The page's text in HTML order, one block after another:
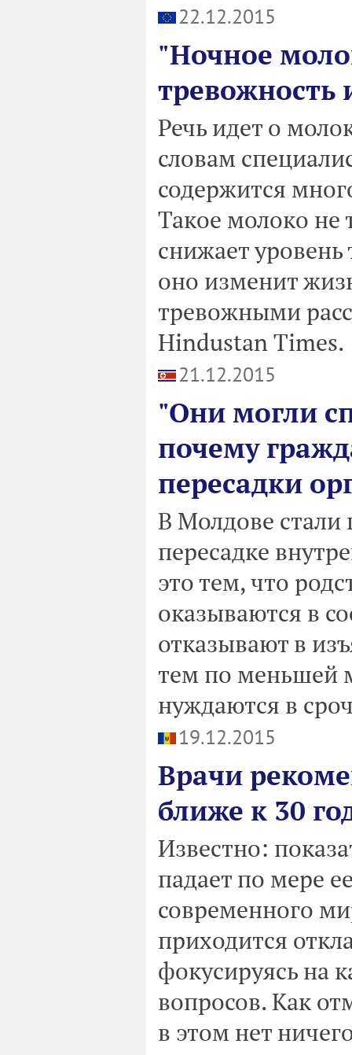
22.12.2015
"Ночное
тревожность
Речь идет о
словам
содержится
Такое молоко не
снижает
оно изменит
тревожными
Hindustan Times.
21.12.2015
"Они могли
почему
пересадки
В Молдове
пересадке
это тем, что
оказываются в
отказывают в
тем по меньшей
нуждаются в
19.12.2015
Врачи
ближе к 30
Известно:
падает по мере
современного
приходится
фокусируясь на
вопросов. Как
в этом нет